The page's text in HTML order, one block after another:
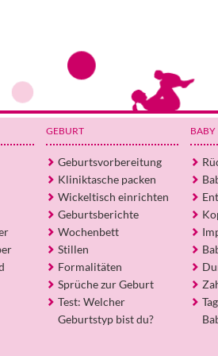
GEBURT
Geburtsvorbereitung
Kliniktasche packen
Wickeltisch einrichten
Geburtsberichte
Wochenbett
Stillen
Formalitäten
Sprüche zur Geburt
Test: Welcher
Geburtstyp bist du?
BABY